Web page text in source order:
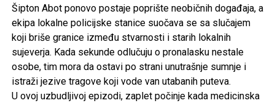
istraga zatvorena. Ponekad upravo tada počinje prava
borba.Treću sezonu serije„Mornarički istražitelji:
Sidnej“pratimo od6. avgusta,radnim danima u
23:50 na kanalu STAR CHANNEL, gde zajednički tim
američkog NCIS-a i Australijske federalne policije ulazi u
dosad najličniju i najizazovniju fazu svog rada.